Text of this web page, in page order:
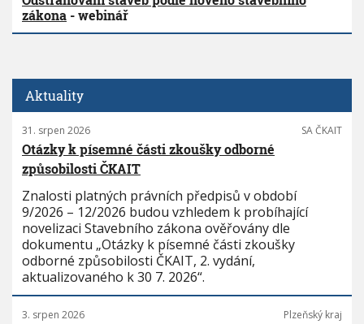
zákona - webinář
Aktuality
31. srpen 2026 SA ČKAIT
Otázky k písemné části zkoušky odborné
způsobilosti ČKAIT
Znalosti platných právních předpisů v období
9/2026 – 12/2026 budou vzhledem k probíhající
novelizaci Stavebního zákona ověřovány dle
dokumentu „Otázky k písemné části zkoušky
odborné způsobilosti ČKAIT, 2. vydání,
aktualizovaného k 30 7. 2026“.
3. srpen 2026 Plzeňský kraj